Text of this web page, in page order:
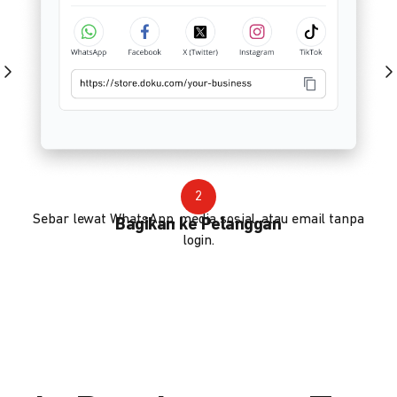
2
Bagikan ke Pelanggan
Sebar lewat WhatsApp, media sosial, atau email tanpa
login.